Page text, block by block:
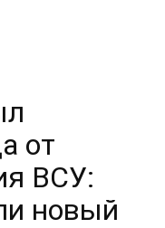
от
ВСУ:
новый